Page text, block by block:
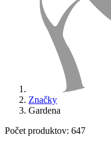
Značky
Gardena
Počet produktov: 647